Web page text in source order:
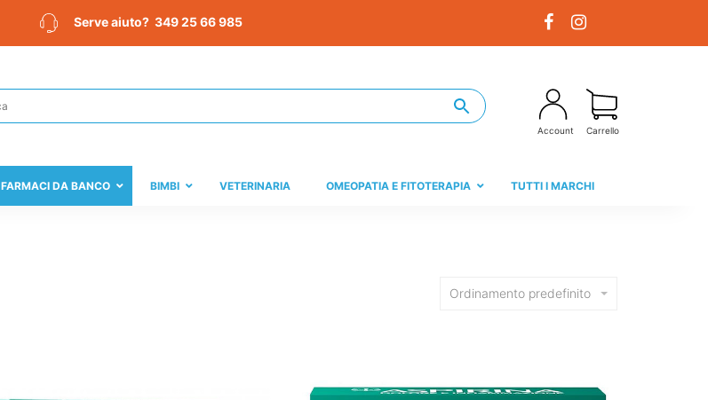
Serve aiuto? 349 25 66 985
Account Carrello
FARMACI DA BANCO BIMBI VETERINARIA OMEOPATIA E FITOTERAPIA TUTTI I MARCHI
Ordinamento predefinito